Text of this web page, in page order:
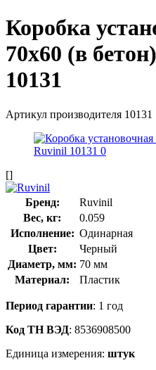
Коробка
70х60 (в
10131
Артикул производителя 10131
[]
Бренд:
Ruvinil
Вес, кг:
0.059
Исполнение: Одинарная
Цвет:
Черный
Диаметр, мм: 70 мм
Материал:
Пластик
Период гарантии: 1 год
Код ТН ВЭД: 8536908500
Единица измерения: штук